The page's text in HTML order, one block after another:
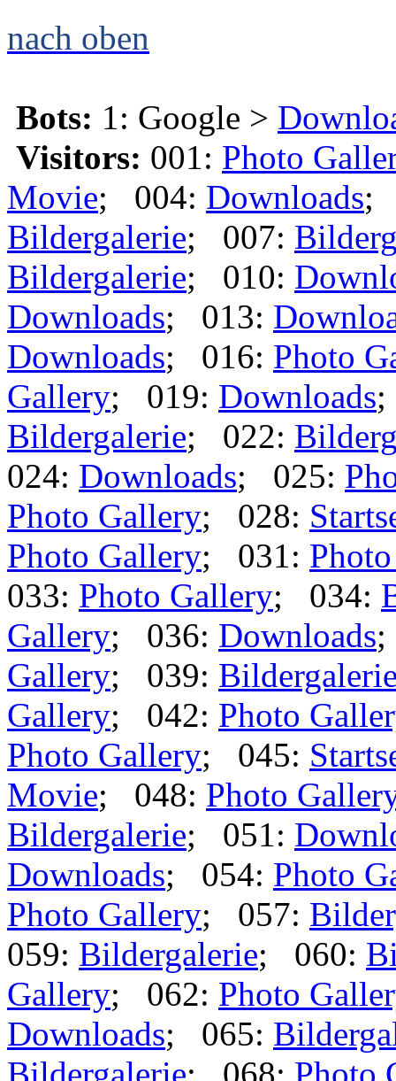
nach oben
Bots: 1: Google >
Visitors: 001: Photo
Movie; 004: Downloads;
Bildergalerie; 007:
Bildergalerie; 010:
Downloads; 013:
Downloads; 016: Photo
Gallery; 019: Downloads
Bildergalerie; 022:
024: Downloads; 025:
Photo Gallery; 028:
Photo Gallery; 031:
033: Photo Gallery; 034:
Gallery; 036: Downloads
Gallery; 039:
Gallery; 042: Photo
Photo Gallery; 045:
Movie; 048: Photo
Bildergalerie; 051:
Downloads; 054: Photo
Photo Gallery; 057:
059: Bildergalerie; 060:
Gallery; 062: Photo
Downloads; 065: